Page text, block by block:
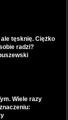
tęsknię. Ciężko
radzi?
Wiele razy